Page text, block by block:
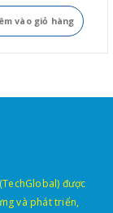
vào giỏ hàng
được
và phát triển,